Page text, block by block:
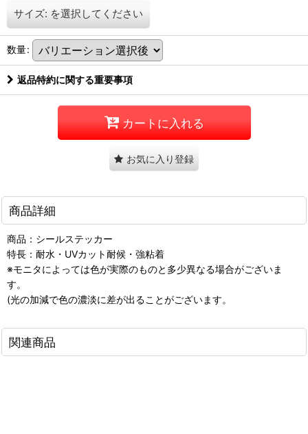
サイズ: を選択してください
数量:
返品特約に関する重要事項
カートに入れる
お気に入り登録
商品詳細
商品：シールステッカー
特長：耐水・UVカット耐候・強粘着
※モニタによっては色が実際のものと多少異なる場合がございま
す。
(光の加減で色の濃淡に差が出ることがございます。
関連商品